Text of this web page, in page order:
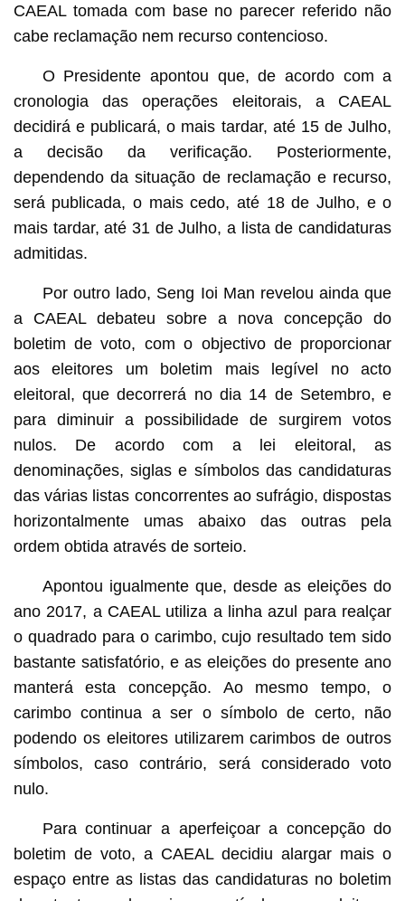
CAEAL tomada com base no parecer referido não
cabe reclamação nem recurso contencioso.
O Presidente apontou que, de acordo com a
cronologia das operações eleitorais, a CAEAL
decidirá e publicará, o mais tardar, até 15 de Julho,
a decisão da verificação. Posteriormente,
dependendo da situação de reclamação e recurso,
será publicada, o mais cedo, até 18 de Julho, e o
mais tardar, até 31 de Julho, a lista de candidaturas
admitidas.
Por outro lado, Seng Ioi Man revelou ainda que
a CAEAL debateu sobre a nova concepção do
boletim de voto, com o objectivo de proporcionar
aos eleitores um boletim mais legível no acto
eleitoral, que decorrerá no dia 14 de Setembro, e
para diminuir a possibilidade de surgirem votos
nulos. De acordo com a lei eleitoral, as
denominações, siglas e símbolos das candidaturas
das várias listas concorrentes ao sufrágio, dispostas
horizontalmente umas abaixo das outras pela
ordem obtida através de sorteio.
Apontou igualmente que, desde as eleições do
ano 2017, a CAEAL utiliza a linha azul para realçar
o quadrado para o carimbo, cujo resultado tem sido
bastante satisfatório, e as eleições do presente ano
manterá esta concepção. Ao mesmo tempo, o
carimbo continua a ser o símbolo de certo, não
podendo os eleitores utilizarem carimbos de outros
símbolos, caso contrário, será considerado voto
nulo.
Para continuar a aperfeiçoar a concepção do
boletim de voto, a CAEAL decidiu alargar mais o
espaço entre as listas das candidaturas no boletim